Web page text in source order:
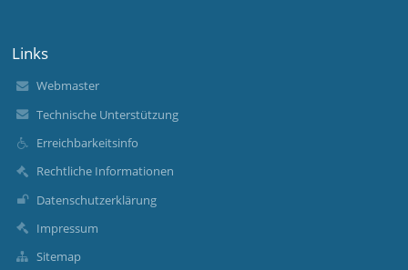
Links
Webmaster
Technische Unterstützung
Erreichbarkeitsinfo
Rechtliche Informationen
Datenschutzerklärung
Impressum
Sitemap